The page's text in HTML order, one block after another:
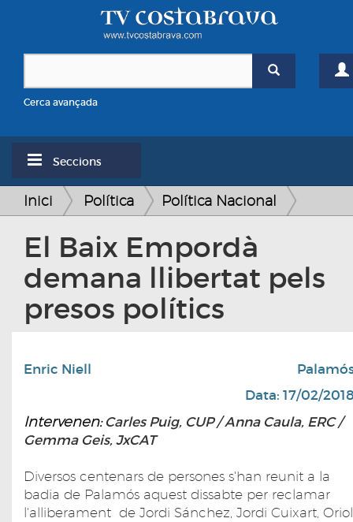
Cerca avançada
Seccions
Inici Política Política Nacional
El Baix Empordà
demana llibertat pels
presos polítics
Enric Niell
Data: 17/02/
Intervenen:Carles Puig, CUP / Anna Caula, ERC /
Gemma Geis, JxCAT
Diversos centenars de persones s'han reunit a la
badia de Palamós aquest dissabte per reclamar
l'alliberament de Jordi Sánchez, Jordi Cuixart, Oriol